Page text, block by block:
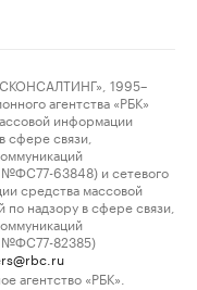
1995–
агентства «РБК»
информации
сфере связи,
63848) и сетевого
средства массовой
надзору в сфере связи,
№ФС77-82385)
агентство «РБК».